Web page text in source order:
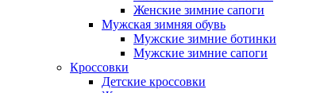
Женские зимние сапоги
Мужская зимняя обувь
Мужские зимние ботинки
Мужские зимние сапоги
Кроссовки
Детские кроссовки